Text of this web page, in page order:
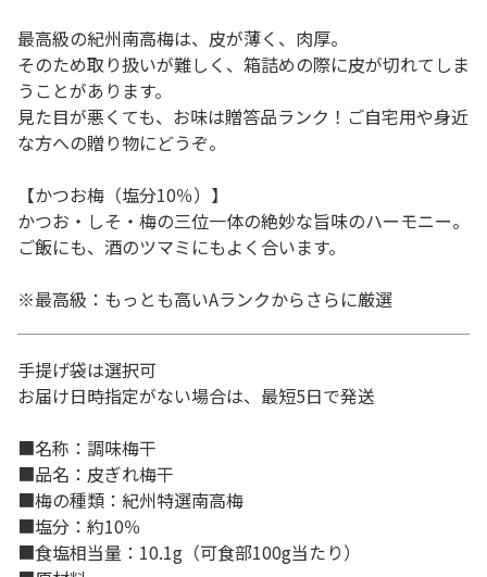
最高級の紀州南高梅は、皮が薄く、肉厚。
そのため取り扱いが難しく、箱詰めの際に皮が切れてしま
うことがあります。
見た目が悪くても、お味は贈答品ランク！ご自宅用や身近
な方への贈り物にどうぞ。
【かつお梅（塩分10％）】
かつお・しそ・梅の三位一体の絶妙な旨味のハーモニー。
ご飯にも、酒のツマミにもよく合います。
※最高級：もっとも高いAランクからさらに厳選
手提げ袋は選択可
お届け日時指定がない場合は、最短5日で発送
■名称：調味梅干
■品名：皮ぎれ梅干
■梅の種類：紀州特選南高梅
■塩分：約10％
■食塩相当量：10.1g（可食部100g当たり）